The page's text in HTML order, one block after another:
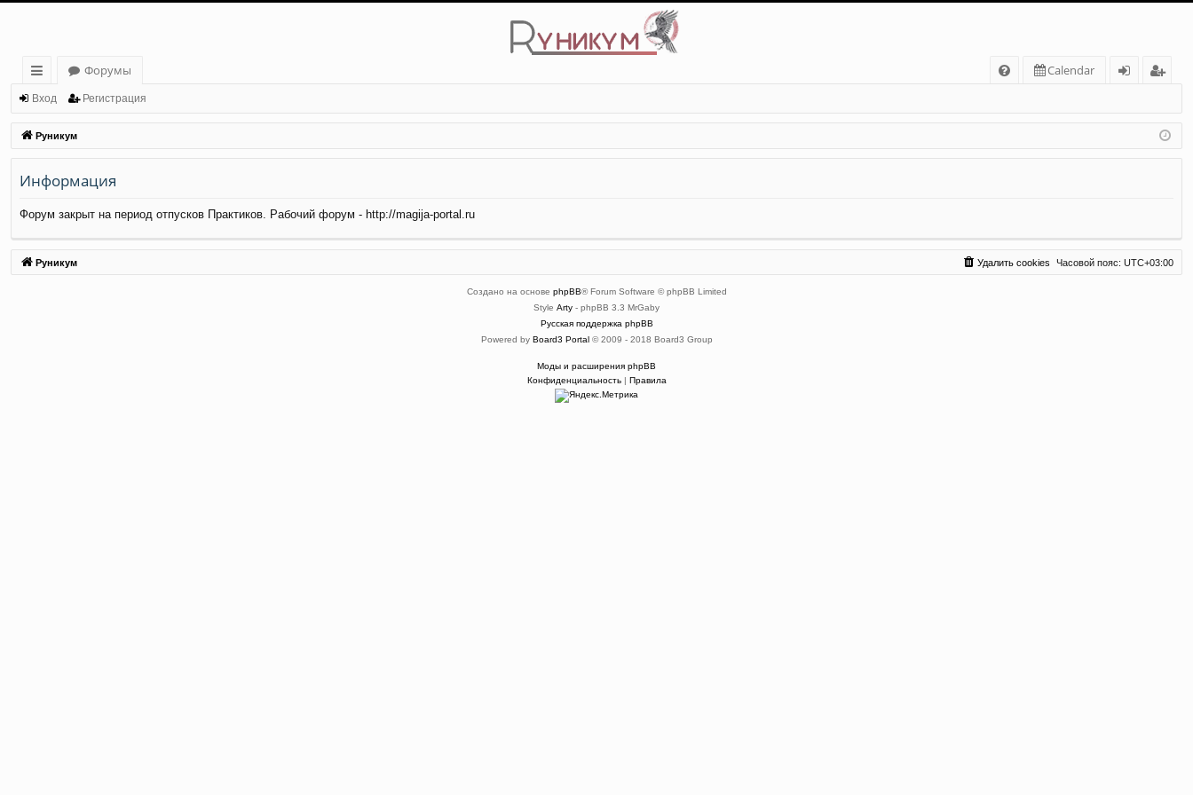
с
ы
лк
и
Форумы
Q
Calendar
д
ис
тр
Вход Регистрация
Руникум
Информация
Форум закрыт на период отпусков Практиков. Рабочий форум - http://magija-portal.ru
Руникум Часовой пояс: UTC+03:00
Удалить cookies
Создано на основе phpBB® Forum Software © phpBB Limited
Style Arty - phpBB 3.3 MrGaby
Русская поддержка phpBB
Powered by Board3 Portal© 2009 - 2018 Board3 Group
Моды и расширения phpBB
Конфиденциальность| Правила